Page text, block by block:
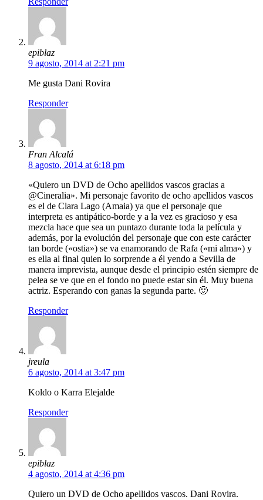
epiblaz
9 agosto, 2014 at 2:21 pm
Me gusta Dani Rovira
Responder
Fran Alcalá
8 agosto, 2014 at 6:18 pm
«Quiero un DVD de Ocho apellidos vascos gracias a
@Cineralia». Mi personaje favorito de ocho apellidos vascos
es el de Clara Lago (Amaia) ya que el personaje que
interpreta es antipático-borde y a la vez es gracioso y esa
mezcla hace que sea un puntazo durante toda la película y
además, por la evolución del personaje que con este carácter
tan borde («ostia») se va enamorando de Rafa («mi alma») y
es ella al final quien lo sorprende a él yendo a Sevilla de
manera imprevista, aunque desde el principio estén siempre de
pelea se ve que en el fondo no puede estar sin él. Muy buena
actriz. Esperando con ganas la segunda parte. 🙂
Responder
jreula
6 agosto, 2014 at 3:47 pm
Koldo o Karra Elejalde
Responder
epiblaz
4 agosto, 2014 at 4:36 pm
Quiero un DVD de Ocho apellidos vascos. Dani Rovira.